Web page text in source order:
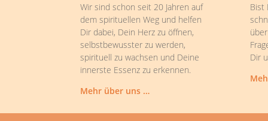
Wir sind schon seit 20 Jahren auf
dem spirituellen Weg und helfen
Dir dabei, Dein Herz zu öffnen,
selbstbewusster zu werden,
spirituell zu wachsen und Deine
innerste Essenz zu erkennen.
Mehr über uns …
Bist
Dir